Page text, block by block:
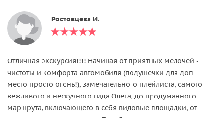
Ростовцева И.
Отличная экскурсия!!!! Начиная от приятных мелочей -
чистоты и комфорта автомобиля (подушечки для доп
место просто огонь!), замечательного плейлиста, самого
вежливого и нескучного гида Олега, до продуманного
маршрута, включающего в себя видовые площадки, от